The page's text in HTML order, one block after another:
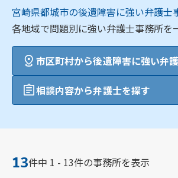
宮崎県都城市の後遺障害に強い弁護士
各地域で問題別に強い弁護士事務所を
市区町村から後遺障害に強い弁
相談内容から弁護士を探す
13件中 1 - 13件の事務所を表示